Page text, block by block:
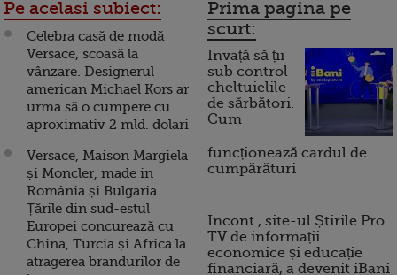
Pe acelasi subiect:
Celebra casă de modă
Versace, scoasă la
vânzare. Designerul
american Michael Kors ar
urma să o cumpere cu
aproximativ 2 mld. dolari
Versace, Maison Margiela
și Moncler, made in
România și Bulgaria.
Țările din sud-estul
Europei concurează cu
China, Turcia și Africa la
atragerea brandurilor de
Prima pagina pe
scurt:
Invață să ții
sub control
cheltuielile
de sărbători.
Cum
funcționează cardul de
cumpărături
Incont , site-ul Știrile Pro
TV de informații
economice și educație
financiară, a devenit iBani